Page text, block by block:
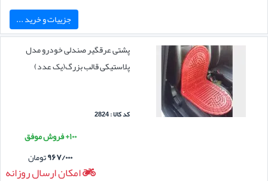
جزییات و خرید ...
پشتی عرقگیر صندلی خودرو مدل
پلاستیکی قالب بزرگ(یک عدد)
کد کالا : 2824
۱۰۰+ فروش موفق
۹۶۷/۰۰۰تومان
امکان ارسال روزانه